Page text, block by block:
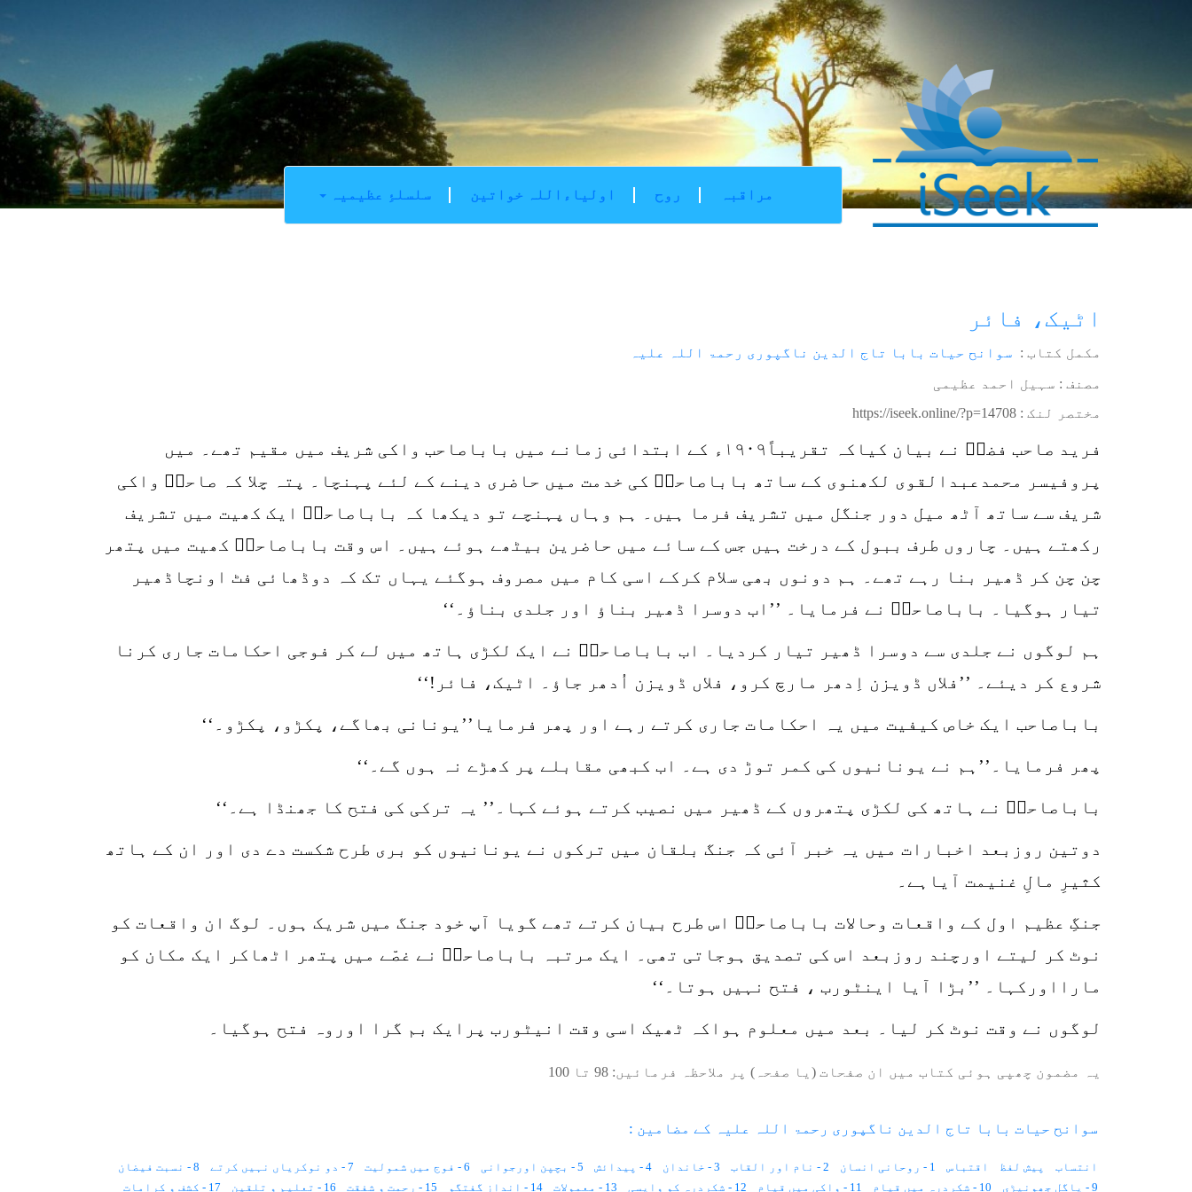
سلسلۂِ عظیمیہ اولیاءاللہ خواتین روح مراقبہ
اٹیک، فائر
مکمل کتاب : سوانح حیات بابا تاج الدین ناگپوری رحمۃ اللہ علیہ
مصنف : سہیل احمد عظیمی
مختصر لنک : https://iseek.online/?p=14708
فرید صاحب فضاؔ نے بیان کیاکہ تقریباً۱۹۰۹ء کے ابتدائی زمانے میں باباصاحب واکی شریف میں مقیم تھے۔ میں
پروفیسر محمدعبدالقوی لکھنوی کے ساتھ باباصاحبؒ کی خدمت میں حاضری دینے کے لئے پہنچا۔ پتہ چلا کہ صاحبؒ واکی
شریف سے ساتھ آٹھ میل دور جنگل میں تشریف فرما ہیں۔ ہم وہاں پہنچے تو دیکھا کہ باباصاحبؒ ایک کھیت میں تشریف
رکھتے ہیں۔ چاروں طرف ببول کے درخت ہیں جس کے سائے میں حاضرین بیٹھے ہوئے ہیں۔ اس وقت باباصاحبؒ کھیت میں پتھر
چن چن کر ڈھیر بنا رہے تھے۔ ہم دونوں بھی سلام کرکے اسی کام میں مصروف ہوگئے یہاں تک کہ دوڈھائی فٹ اونچاڈھیر
تیار ہوگیا۔ باباصاحبؒ نے فرمایا۔ ’’اب دوسرا ڈھیر بناؤ اور جلدی بناؤ۔‘‘
ہم لوگوں نے جلدی سے دوسرا ڈھیر تیار کردیا۔ اب باباصاحبؒ نے ایک لکڑی ہاتھ میں لے کر فوجی احکامات جاری کرنا
شروع کر دیئے۔ ’’فلاں ڈویزن اِدھر مارچ کرو، فلاں ڈویزن اُدھر جاؤ۔ اٹیک، فائر!‘‘
باباصاحب ایک خاص کیفیت میں یہ احکامات جاری کرتے رہے اور پھر فرمایا’’یونانی بھاگے، پکڑو، پکڑو۔‘‘
پھر فرمایا۔’’ہم نے یونانیوں کی کمر توڑ دی ہے۔ اب کبھی مقابلے پر کھڑے نہ ہوں گے۔‘‘
باباصاحبؒ نے ہاتھ کی لکڑی پتھروں کے ڈھیر میں نصیب کرتے ہوئے کہا۔’’ یہ ترکی کی فتح کا جھنڈا ہے۔‘‘
دوتین روزبعد اخبارات میں یہ خبر آئی کہ جنگ بلقان میں ترکوں نے یونانیوں کو بری طرح شکست دے دی اور ان کے ہاتھ
کثیرِ مالِ غنیمت آیاہے۔
جنگِ عظیم اول کے واقعات وحالات باباصاحبؒ اس طرح بیان کرتے تھے گویا آپ خود جنگ میں شریک ہوں۔ لوگ ان واقعات کو
نوٹ کر لیتے اورچند روزبعد اس کی تصدیق ہوجاتی تھی۔ ایک مرتبہ باباصاحبؒ نے غصّے میں پتھر اٹھاکر ایک مکان کو
مارااورکہا۔ ’’بڑا آیا اینٹورب ، فتح نہیں ہوتا۔‘‘
لوگوں نے وقت نوٹ کر لیا۔ بعد میں معلوم ہواکہ ٹھیک اسی وقت انیٹورب پرایک بم گرا اوروہ فتح ہوگیا۔
یہ مضمون چھپی ہوئی کتاب میں ان صفحات (یا صفحہ) پر ملاحظہ فرمائیں: 98 تا 100
سوانح حیات بابا تاج الدین ناگپوری رحمۃ اللہ علیہ کے مضامین :
انتساب پیش لفظ اقتباس 1 - روحانی انسان 2 - نام اور القاب 3 - خاندان 4 - پیدائش 5 - بچپن اورجوانی 6 - فوج میں شمولیت 7 - دو نوکریاں نہیں کرتے
8 - نسبت فیضان
9 - پاگل جھونپڑی
10 - شکردرہ میں قیام 11 - واکی میں قیام 12 - شکردرہ کو واپسی 13 - معمولات 14 - اندازِ گفتگو 15 - رحمت و شفقت 16 - تعلیم و تلقین 17 - کشف و کرامات